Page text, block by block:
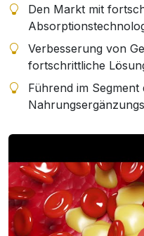
Den Markt mit
Verbesserung von
fortschrittliche
Führend im